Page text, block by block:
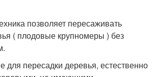
позволяет пересаживать
( плодовые крупномеры ) без
для пересадки деревья, естественно